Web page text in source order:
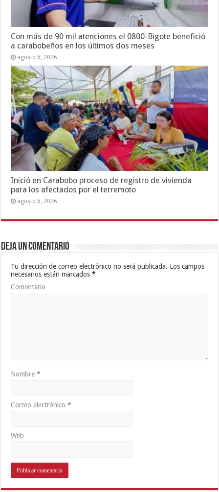
Con más de 90 mil atenciones el 0800-Bigote benefició
a carabobeños en los últimos dos meses
agosto 6, 2026
Inició en Carabobo proceso de registro de vivienda
para los afectados por el terremoto
agosto 6, 2026
Deja un comentario
Tu dirección de correo electrónico no será publicada. Los campos
necesarios están marcados*
Comentario
Nombre*
Correo electrónico*
Web